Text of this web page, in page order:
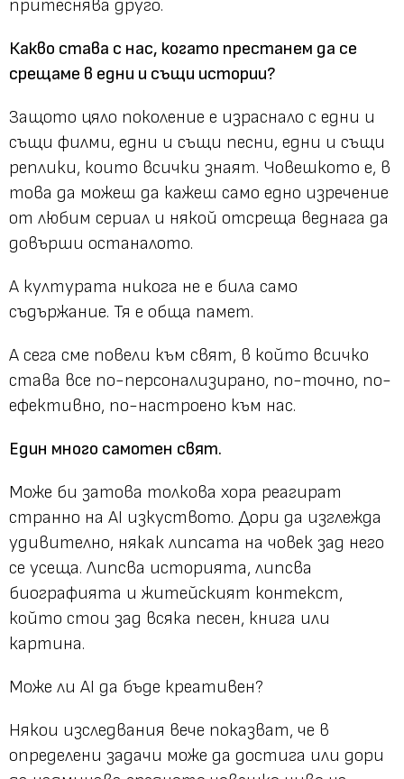
притеснява друго.
Какво става с нас, когато престанем да се
срещаме в едни и същи истории?
Защото цяло поколение е израснало с едни и
същи филми, едни и същи песни, едни и същи
реплики, които всички знаят. Човешкото е, в
това да можеш да кажеш само едно изречение
от любим сериал и някой отсреща веднага да
довърши останалото.
А културата никога не е била само
съдържание. Тя е обща памет.
А сега сме повели към свят, в който всичко
става все по-персонализирано, по-точно, по-
ефективно, по-настроено към нас.
Един много самотен свят.
Може би затова толкова хора реагират
странно на AI изкуството. Дори да изглежда
удивително, някак липсата на човек зад него
се усеща. Липсва историята, липсва
биографията и житейският контекст,
който стои зад всяка песен, книга или
картина.
Може ли AI да бъде креативен?
Някои изследвания вече показват, че в
определени задачи може да достига или дори